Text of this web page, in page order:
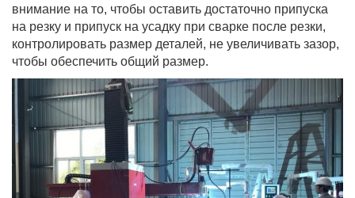
внимание на то, чтобы оставить достаточно припуска
на резку и припуск на усадку при сварке после резки,
контролировать размер деталей, не увеличивать зазор,
чтобы обеспечить общий размер.